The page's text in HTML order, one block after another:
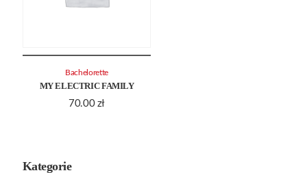
MY ELECTRIC FAMILY
70.00 zł
Bachelorette
Kategorie